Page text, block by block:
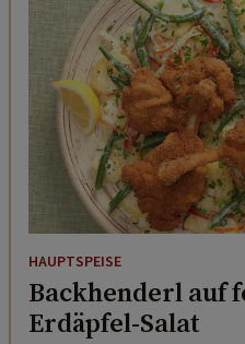
HAUPTSPEISE
Backhenderl auf
Erdäpfel-Salat